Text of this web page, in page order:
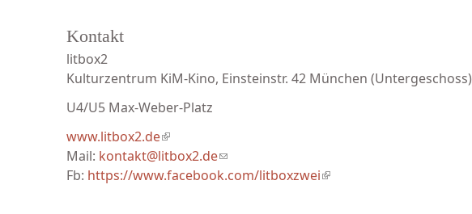
Kontakt
litbox2
Kulturzentrum KiM-Kino, Einsteinstr. 42 München (Untergeschoss)
U4/U5 Max-Weber-Platz
www.litbox2.de(link is external)
Mail: kontakt@litbox2.de(link sends e-mail)
Fb: https://www.facebook.com/litboxzwei(link is external)